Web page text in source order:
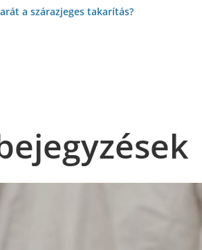
a szárazjeges takarítás?